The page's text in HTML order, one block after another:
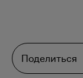
Поделиться